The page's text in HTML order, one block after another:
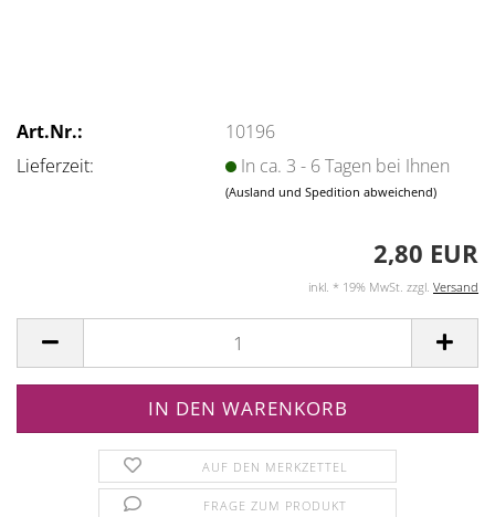
Art.Nr.:
10196
Lieferzeit:
In ca. 3 - 6 Tagen bei Ihnen
(Ausland und Spedition abweichend)
2,80 EUR
inkl. * 19% MwSt. zzgl. Versand
AUF DEN MERKZETTEL
FRAGE ZUM PRODUKT